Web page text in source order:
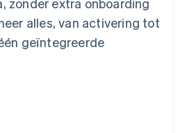
zonder extra onboarding
alles, van activering tot
geïntegreerde